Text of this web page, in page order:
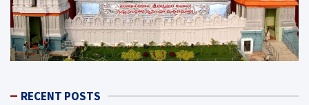
RECENT POSTS